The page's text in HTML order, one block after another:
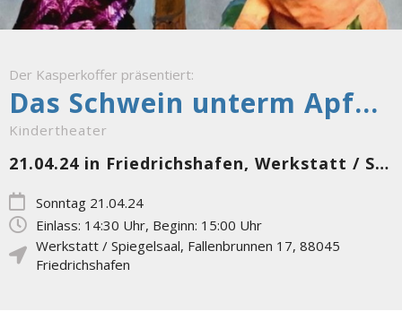
Der Kasperkoffer präsentiert:
Das Schwein unterm Apfelbaum
Kindertheater
21.04.24 in Friedrichshafen, Werkstatt / Spiegelsaal
Sonntag 21.04.24
Einlass: 14:30 Uhr, Beginn: 15:00 Uhr
Werkstatt / Spiegelsaal, Fallenbrunnen 17, 88045
Friedrichshafen